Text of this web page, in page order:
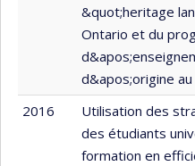
&quot;heritage
Ontario et du
d&apos;origine
2016
Utilisation des
des étudiants
formation en